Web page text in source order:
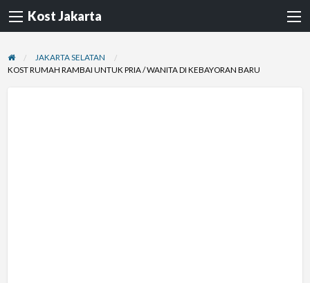
Kost Jakarta
JAKARTA SELATAN
KOST RUMAH RAMBAI UNTUK PRIA / WANITA DI KEBAYORAN BARU